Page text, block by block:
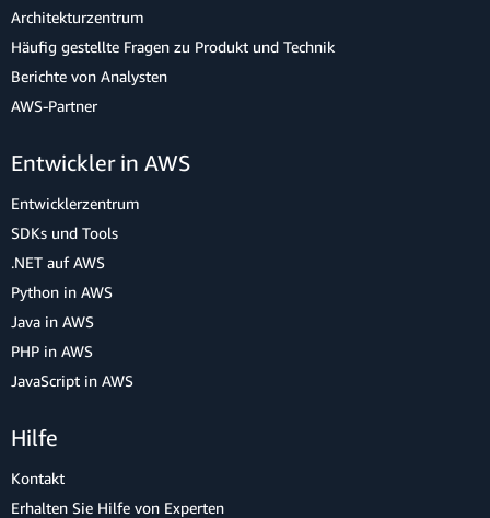
Architekturzentrum
Häufig gestellte Fragen zu Produkt und Technik
Berichte von Analysten
AWS-Partner
Entwickler in AWS
Entwicklerzentrum
SDKs und Tools
.NET auf AWS
Python in AWS
Java in AWS
PHP in AWS
JavaScript in AWS
Hilfe
Kontakt
Erhalten Sie Hilfe von Experten